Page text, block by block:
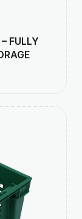
FULLY